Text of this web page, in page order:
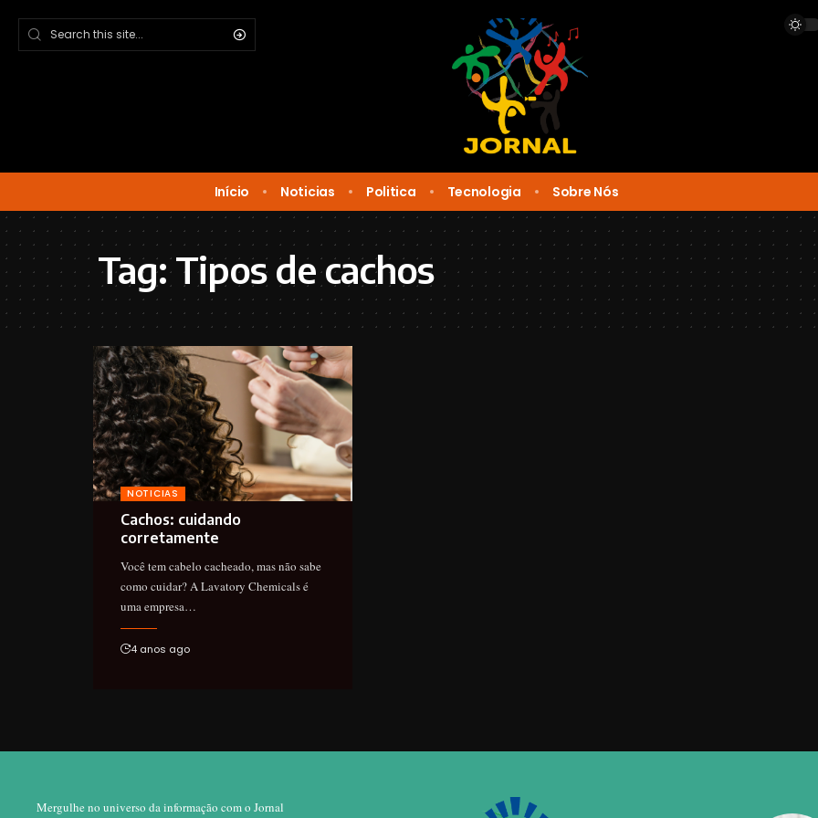
Início Noticias Politica Tecnologia Sobre Nós
Tag:Tipos de cachos
NOTICIAS
Cachos: cuidando
corretamente
Você tem cabelo cacheado, mas não sabe
como cuidar? A Lavatory Chemicals é
uma empresa…
4 anos ago
Mergulhe no universo da informação com o Jornal